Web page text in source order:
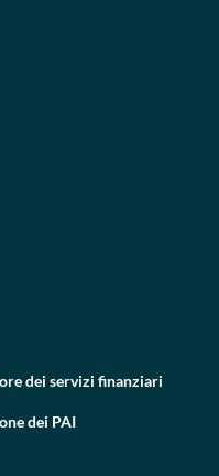
dei servizi finanziari
dei PAI